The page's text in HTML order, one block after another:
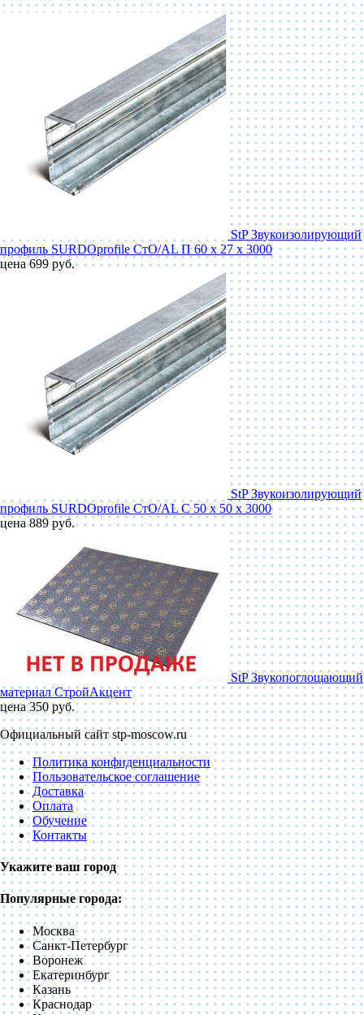
StP Звукоизолирующий
профиль SURDOprofile СтО/AL П 60 x 27 x 3000
цена 699 руб.
StP Звукоизолирующий
профиль SURDOprofile СтО/AL С 50 x 50 x 3000
цена 889 руб.
StP Звукопоглощающий
материал СтройАкцент
цена 350 руб.
Официальный сайт stp-moscow.ru
Политика конфиденциальности
Пользовательское соглашение
Доставка
Оплата
Обучение
Контакты
Укажите ваш город
Популярные города:
Москва
Санкт-Петербург
Воронеж
Екатеринбург
Казань
Краснодар